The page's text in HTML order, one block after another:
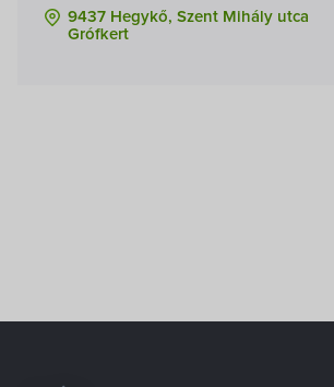
9437 Hegykő, Szent Mihály utca
Grófkert